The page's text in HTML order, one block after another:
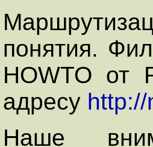
понятия.
HOWTO от
адресу
Наше